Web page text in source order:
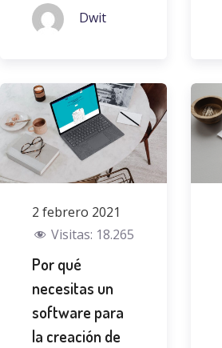
Dwit
2 febrero 2021
Visitas: 18.265
Por qué
necesitas un
software para
la creación de